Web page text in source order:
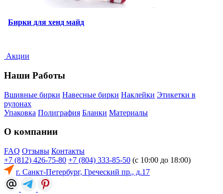
Бирки для хенд майд
Акции
Наши Работы
Вшивные бирки Навесные бирки Наклейки Этикетки в
рулонах
Упаковка Полиграфия Бланки Материалы
О компании
FAQ Отзывы Контакты
+7 (812) 426-75-80 +7 (804) 333-85-50 (с 10:00 до 18:00)
г. Санкт-Петербург, Греческий пр., д.17